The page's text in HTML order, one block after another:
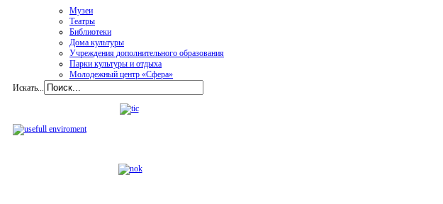
Музеи
Театры
Библиотеки
Дома культуры
Учреждения дополнительного образования
Парки культуры и отдыха
Молодежный центр «Сфера»
Искать...